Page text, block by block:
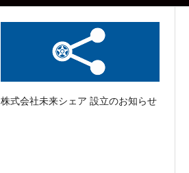
株式会社未来シェア 設立のお知らせ